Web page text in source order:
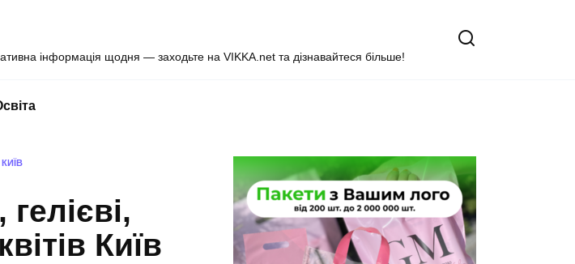
інформація щодня — заходьте на VIKKA.net та дізнавайтеся більше!
Київ